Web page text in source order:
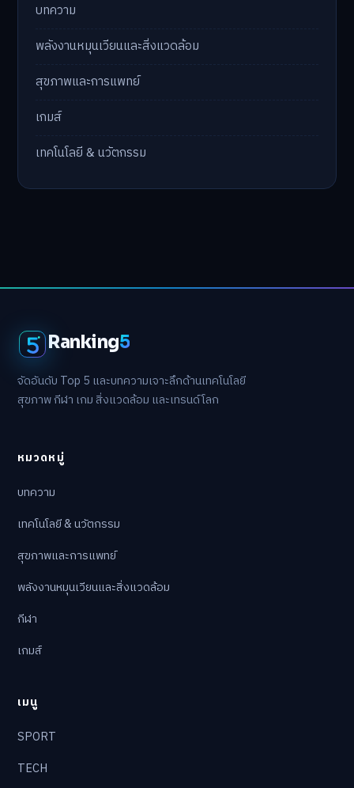
บทความ
พลังงานหมุนเวียนและสิ่งแวดล้อม
สุขภาพและการแพทย์
เกมส์
เทคโนโลยี & นวัตกรรม
Ranking5
จัดอันดับ Top 5 และบทความเจาะลึกด้านเทคโนโลยี
สุขภาพ กีฬา เกม สิ่งแวดล้อม และเทรนด์โลก
หมวดหมู่
บทความ
เทคโนโลยี & นวัตกรรม
สุขภาพและการแพทย์
พลังงานหมุนเวียนและสิ่งแวดล้อม
กีฬา
เกมส์
เมนู
SPORT
TECH